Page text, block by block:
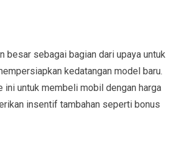
besar sebagai bagian dari upaya untuk
kedatangan model baru.
untuk membeli mobil dengan harga
insentif tambahan seperti bonus